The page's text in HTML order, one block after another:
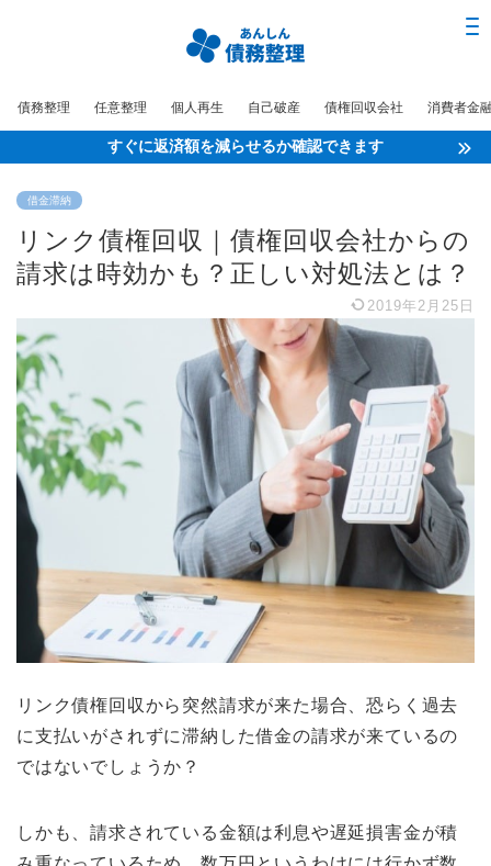
債務整理 任意整理 個人再生 自己破産 債権回収会社 消費者金
すぐに返済額を減らせるか確認できます
借金滞納
リンク債権回収｜債権回収会社からの
請求は時効かも？正しい対処法とは？
2019年2月25日
リンク債権回収から突然請求が来た場合、恐らく過去
に支払いがされずに滞納した借金の請求が来ているの
ではないでしょうか？
しかも、請求されている金額は利息や遅延損害金が積